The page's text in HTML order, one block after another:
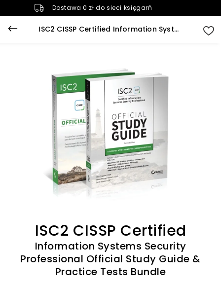
Dostawa 0 zł do sieci księgarń
ISC2 CISSP Certified Information Systems Security Professional Official Study Guide & Practice Tests Bundle
ISC2 CISSP Certified
Information Systems Security
Professional Official Study Guide &
Practice Tests Bundle